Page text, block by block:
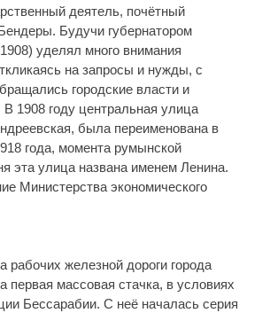
деятель, почётный
Будучи губернатором
уделял много внимания
на запросы и нужды, с
городские власти и
1908 году центральная улица
была переименована в
года, момента румынской
эта улица названа именем Ленина.
Министерства экономического
рабочих железной дороги города
массовая стачка, в условиях
Бессарабии. С неё началась серия